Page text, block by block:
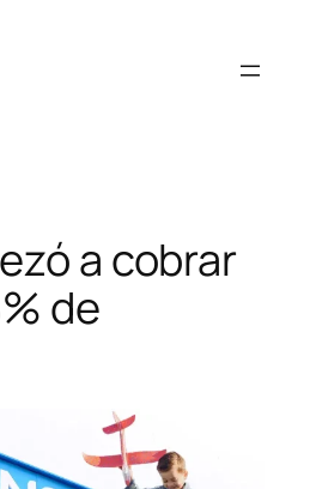
a cobrar
de